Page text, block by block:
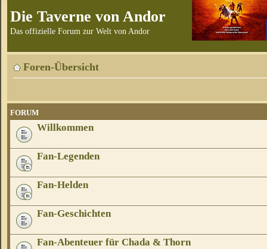
Die Taverne von Andor
Das offizielle Forum zur Welt von Andor
Foren-Übersicht
FORUM
Willkommen
Fan-Legenden
Fan-Helden
Fan-Geschichten
Fan-Abenteuer für Chada & Thorn